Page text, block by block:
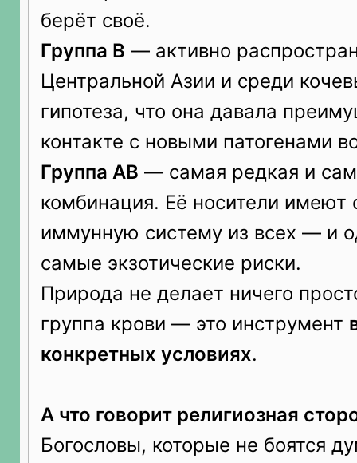
берёт своё.
Группа B — активно
Центральной Азии и среди
гипотеза, что она давала
контакте с новыми патогенами
Группа AB — самая редкая и
комбинация. Её носители
иммунную систему из всех — и
самые экзотические риски.
Природа не делает ничего
группа крови — это инструмент
конкретных условиях.
А что говорит религиозная
Богословы, которые не боятся